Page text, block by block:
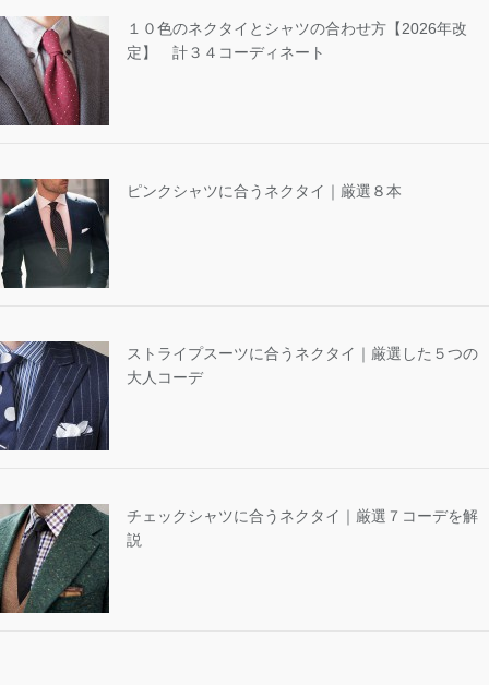
１０色のネクタイとシャツの合わせ方【2026年改
定】 計３４コーディネート
ピンクシャツに合うネクタイ｜厳選８本
ストライプスーツに合うネクタイ｜厳選した５つの
大人コーデ
チェックシャツに合うネクタイ｜厳選７コーデを解
説